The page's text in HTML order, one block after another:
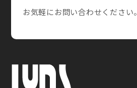
お気軽にお問い合わせください。